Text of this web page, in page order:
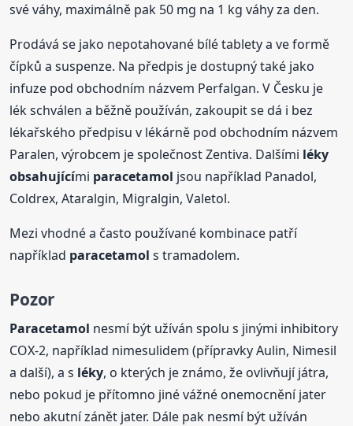
své váhy, maximálně pak 50 mg na 1 kg váhy za den.
Prodává se jako nepotahované bílé tablety a ve formě
čípků a suspenze. Na předpis je dostupný také jako
infuze pod obchodním názvem Perfalgan. V Česku je
lék schválen a běžně používán, zakoupit se dá i bez
lékařského předpisu v lékárně pod obchodním názvem
Paralen, výrobcem je společnost Zentiva. Dalšími léky
obsahujícími paracetamol jsou například Panadol,
Coldrex, Ataralgin, Migralgin, Valetol.
Mezi vhodné a často používané kombinace patří
například paracetamol s tramadolem.
Pozor
Paracetamol nesmí být užíván spolu s jinými inhibitory
COX-2, například nimesulidem (přípravky Aulin, Nimesil
a další), a s léky, o kterých je známo, že ovlivňují játra,
nebo pokud je přítomno jiné vážné onemocnění jater
nebo akutní zánět jater. Dále pak nesmí být užíván